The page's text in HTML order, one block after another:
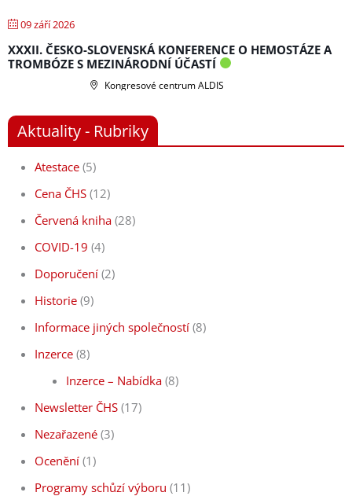
09 září 2026
XXXII. ČESKO-SLOVENSKÁ KONFERENCE O HEMOSTÁZE A
TROMBÓZE S MEZINÁRODNÍ ÚČASTÍ
Kongresové centrum ALDIS
Aktuality - Rubriky
Atestace (5)
Cena ČHS (12)
Červená kniha (28)
COVID-19 (4)
Doporučení (2)
Historie (9)
Informace jiných společností (8)
Inzerce (8)
Inzerce – Nabídka(8)
Newsletter ČHS (17)
Nezařazené (3)
Ocenění (1)
Programy schůzí výboru (11)